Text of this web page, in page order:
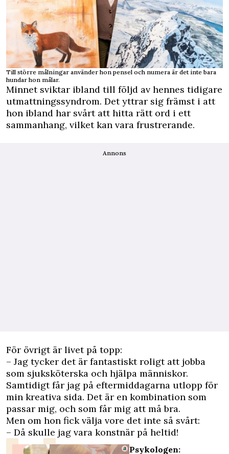
Till större målningar använder hon pensel och numera är det inte bara
hundar hon målar.
Minnet sviktar ibland till följd av hennes tidigare
utmattningssyndrom. Det yttrar sig främst i att
hon ibland har svårt att hitta rätt ord i ett
sammanhang, vilket kan vara frustrerande.
Annons
För övrigt är livet på topp:
– Jag tycker det är fantastiskt roligt att jobba
som sjuksköterska och hjälpa människor.
Samtidigt får jag på eftermiddagarna utlopp för
min kreativa sida. Det är en kombination som
passar mig, och som får mig att må bra.
Men om hon fick välja vore det inte så svårt:
– Då skulle jag vara konstnär på heltid!
HÄLSA Psykologen: